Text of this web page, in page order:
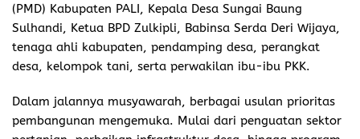
(PMD) Kabupaten PALI, Kepala Desa Sungai Baung
Sulhandi, Ketua BPD Zulkipli, Babinsa Serda Deri Wijaya,
tenaga ahli kabupaten, pendamping desa, perangkat
desa, kelompok tani, serta perwakilan ibu-ibu PKK.
Dalam jalannya musyawarah, berbagai usulan prioritas
pembangunan mengemuka. Mulai dari penguatan sektor